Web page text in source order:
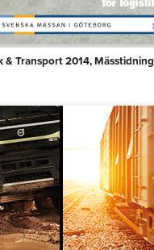
& Transport 2014, Mässtidning